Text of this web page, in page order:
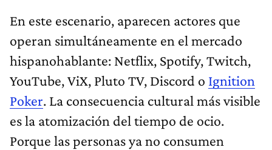
En este escenario, aparecen actores que
operan simultáneamente en el mercado
hispanohablante: Netflix, Spotify, Twitch,
YouTube, ViX, Pluto TV, Discord o Ignition
Poker. La consecuencia cultural más visible
es la atomización del tiempo de ocio.
Porque las personas ya no consumen